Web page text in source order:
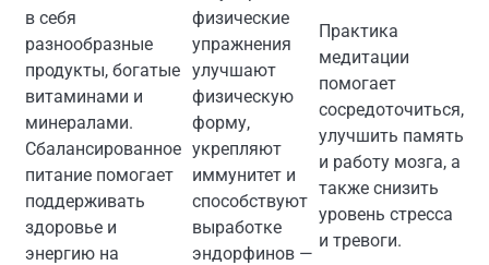
в себя
разнообразные
продукты, богатые
витаминами и
минералами.
Сбалансированное
питание помогает
поддерживать
здоровье и
энергию на
физические
упражнения
улучшают
физическую
форму,
укрепляют
иммунитет и
способствуют
выработке
эндорфинов —
Практика
медитации
помогает
сосредоточиться,
улучшить память
и работу мозга, а
также снизить
уровень стресса
и тревоги.